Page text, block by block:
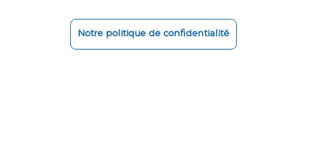
Notre politique de confidentialité